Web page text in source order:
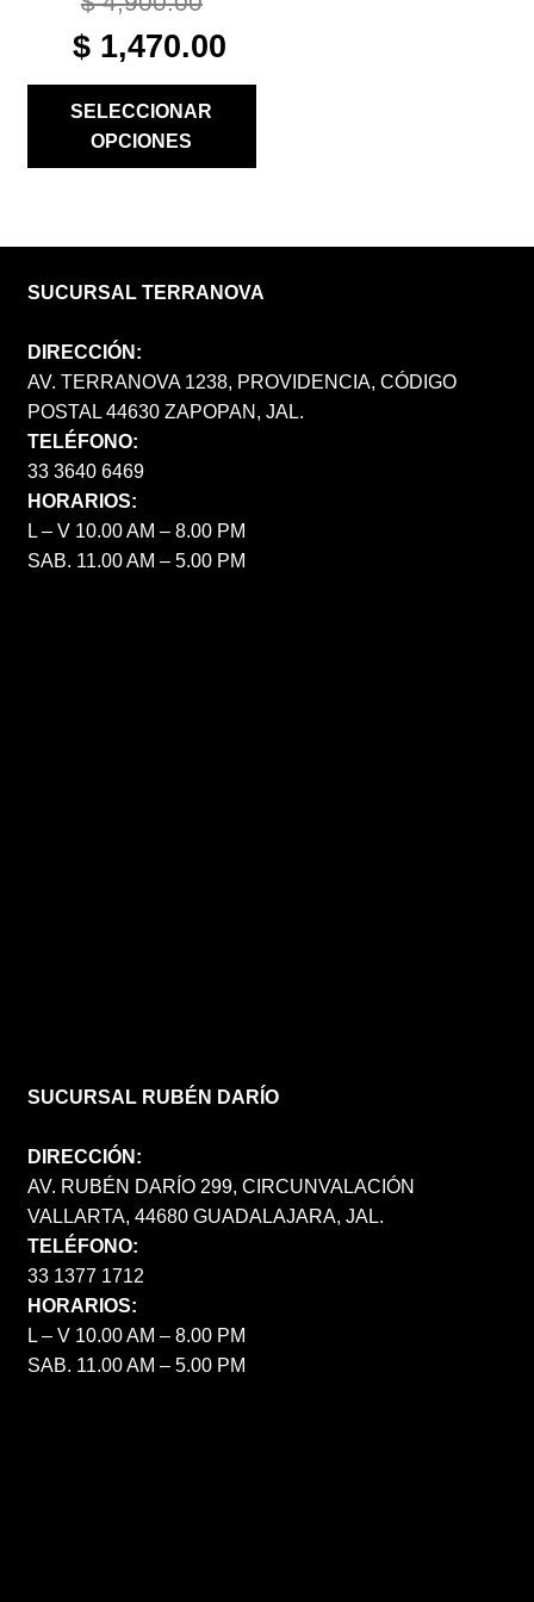
ORIGINAL
PRICE
$ 4,900.00.
$1,470.00CURRENT
SELECCIONAR
OPCIONES
SUCURSAL TERRANOVA
DIRECCIÓN:
AV. TERRANOVA 1238, PROVIDENCIA, CÓDIGO
POSTAL 44630 ZAPOPAN, JAL.
TELÉFONO:
33 3640 6469
HORARIOS:
L – V 10.00 AM – 8.00 PM
SAB. 11.00 AM – 5.00 PM
SUCURSAL RUBÉN DARÍO
DIRECCIÓN:
AV. RUBÉN DARÍO 299, CIRCUNVALACIÓN
VALLARTA, 44680 GUADALAJARA, JAL.
TELÉFONO:
33 1377 1712
HORARIOS:
L – V 10.00 AM – 8.00 PM
SAB. 11.00 AM – 5.00 PM